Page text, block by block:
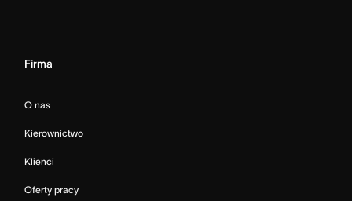
Firma
O nas
Kierownictwo
Klienci
Oferty pracy